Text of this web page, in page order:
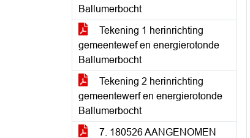
Ballumerbocht
Tekening 1 herinrichting
gemeentewef en energierotonde
Ballumerbocht
Tekening 2 herinrichting
gemeentewerf en energierotonde
Ballumerbocht
7. 180526 AANGENOMEN